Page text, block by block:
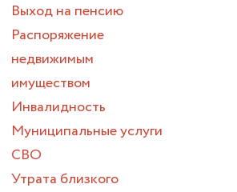
Выход на пенсию
Распоряжение
недвижимым
имуществом
Инвалидность
Муниципальные услуги
СВО
Утрата близкого